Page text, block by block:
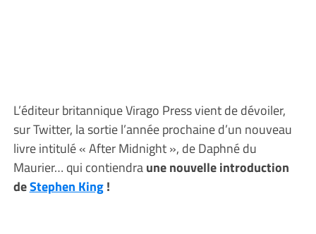
L’éditeur britannique Virago Press vient de dévoiler,
sur Twitter, la sortie l’année prochaine d’un nouveau
livre intitulé « After Midnight », de Daphné du
Maurier… qui contiendraune nouvelle introduction
deStephen King!